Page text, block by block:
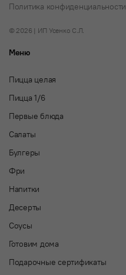
Политика конфиденциальности
© 2026 | ИП Усенко С.Л.
Меню
Пицца целая
Пицца 1/6
Первые блюда
Салаты
Булгеры
Фри
Напитки
Десерты
Соусы
Готовим дома
Подарочные сертификаты